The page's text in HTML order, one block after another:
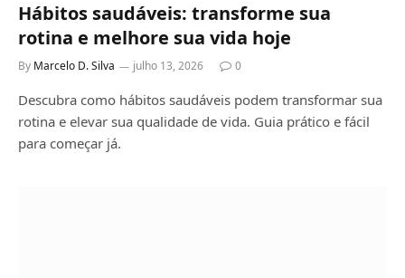
Hábitos saudáveis: transforme sua
rotina e melhore sua vida hoje
By Marcelo D. Silva julho 13, 2026 0
Descubra como hábitos saudáveis podem transformar sua
rotina e elevar sua qualidade de vida. Guia prático e fácil
para começar já.